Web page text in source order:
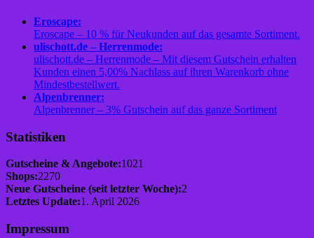
Eroscape:
Eroscape – 10 % für Neukunden auf das gesamte Sortiment.
ulischott.de – Herrenmode:
ulischott.de – Herrenmode – Mit diesem Gutschein erhalten
Kunden einen 5,00% Nachlass auf ihren Warenkorb ohne
Mindestbestellwert.
Alpenbrenner:
Alpenbrenner – 3% Gutschein auf das ganze Sortiment
Statistiken
Gutscheine & Angebote:1021
Shops:2270
Neue Gutscheine (seit letzter Woche):2
Letztes Update:1. April 2026
Impressum